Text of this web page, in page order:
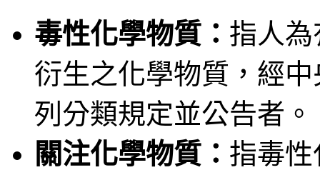
毒性化學物質： 指人
衍生之化學物質，經
列分類規定並公告者。
關注化學物質： 指毒